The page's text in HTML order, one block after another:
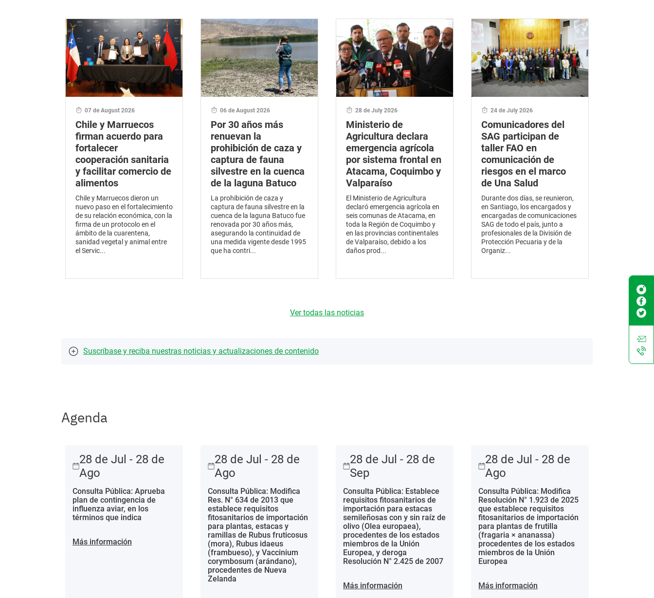
07 de August 2026
Chile y Marruecos
firman acuerdo para
fortalecer
cooperación sanitaria
y facilitar comercio de
alimentos
Chile y Marruecos dieron un
nuevo paso en el fortalecimiento
de su relación económica, con la
firma de un protocolo en el
ámbito de la cuarentena,
sanidad vegetal y animal entre
el Servic...
06 de August 2026
Por 30 años más
renuevan la
prohibición de caza y
captura de fauna
silvestre en la cuenca
de la laguna Batuco
La prohibición de caza y
captura de fauna silvestre en la
cuenca de la laguna Batuco fue
renovada por 30 años más,
asegurando la continuidad de
una medida vigente desde 1995
que ha contri...
28 de July 2026
Ministerio de
Agricultura declara
emergencia agrícola
por sistema frontal en
Atacama, Coquimbo y
Valparaíso
El Ministerio de Agricultura
declaró emergencia agrícola en
seis comunas de Atacama, en
toda la Región de Coquimbo y
en las provincias continentales
de Valparaíso, debido a los
daños prod...
24 de July 2026
Comunicadores del
SAG participan de
taller FAO en
comunicación de
riesgos en el marco
de Una Salud
Durante dos días, se reunieron,
en Santiago, los encargados y
encargadas de comunicaciones
SAG de todo el país, junto a
profesionales de la División de
Protección Pecuaria y de la
Organiz...
Ver todas las noticias
Suscríbase y reciba nuestras noticias y actualizaciones de contenido
Agenda
28 de Jul - 28 de
Ago
Consulta Pública: Aprueba
plan de contingencia de
influenza aviar, en los
términos que indica
Más información
28 de Jul - 28 de
Ago
Consulta Pública: Modifica
Res. N° 634 de 2013 que
establece requisitos
fitosanitarios de importación
para plantas, estacas y
ramillas de Rubus fruticosus
(mora), Rubus idaeus
(frambueso), y Vaccinium
corymbosum (arándano),
procedentes de Nueva
Zelanda
28 de Jul - 28 de
Sep
Consulta Pública: Establece
requisitos fitosanitarios de
importación para estacas
semileñosas con y sin raíz de
olivo (Olea europaea),
procedentes de los estados
miembros de la Unión
Europea, y deroga
Resolución N° 2.425 de 2007
Más información
28 de Jul - 28 de
Ago
Consulta Pública: Modifica
Resolución N° 1.923 de 2025
que establece requisitos
fitosanitarios de importación
para plantas de frutilla
(fragaria × ananassa)
procedentes de los estados
miembros de la Unión
Europea
Más información